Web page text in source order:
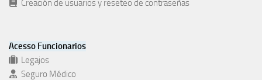
Creación de usuarios y reseteo de contraseñas
Acesso Funcionarios
Legajos
Seguro Médico